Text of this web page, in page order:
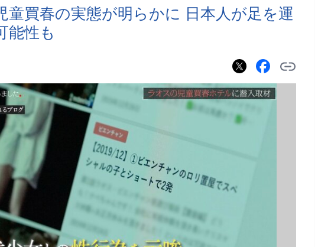
童買春の実態が明らかに 日本人が足を運
能性も